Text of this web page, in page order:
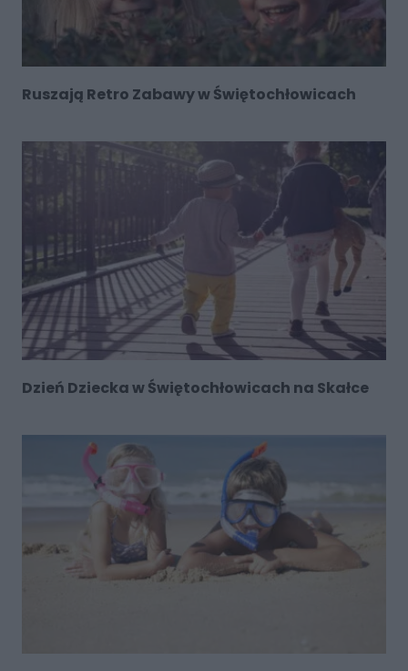
Ruszają Retro Zabawy w Świętochłowicach
Dzień Dziecka w Świętochłowicach na Skałce